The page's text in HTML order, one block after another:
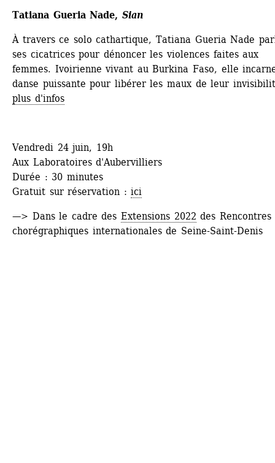
Tatiana Gueria Nade, Sian
À travers ce solo cathartique, Tatiana Gueria Nade
ses cicatrices pour dénoncer les violences faites aux
femmes. Ivoirienne vivant au Burkina Faso, elle
danse puissante pour libérer les maux de leur
plus d'infos
Vendredi 24 juin, 19h
Aux Laboratoires d'Aubervilliers
Durée : 30 minutes
Gratuit sur réservation : ici
—> Dans le cadre des Extensions 2022 des Rencontres
chorégraphiques internationales de Seine-Saint-Denis